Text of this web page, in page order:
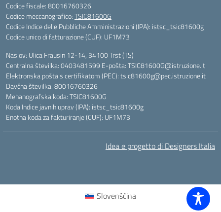
Codice fiscale: 80016760326
Codice meccanografico:TSIC81600G
Codice Indice delle Pubbliche Amministrazioni (IPA): istsc_tsic81600g
Codice unico di fatturazione (CUF): UF1M73
Naslov: Ulica Frausin 12-14, 34100 Trst (TS)
Centralna številka: 0403481599 E-pošta: TSIC81600G@istruzione.it
Elektronska pošta s certifikatom (PEC): tsic81600g@pec.istruzione.it
Davčna številka: 80016760326
Mehanografska koda: TSIC81600G
Koda Indice javnih uprav (IPA): istsc_tsic81600g
Enotna koda za fakturiranje (CUF): UF1M73
Idea e progetto di Designers Italia
Slovenščina